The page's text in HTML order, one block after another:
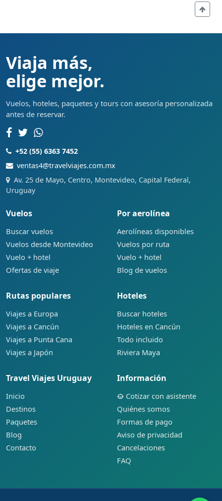
Viaja más,
elige mejor.
Vuelos, hoteles, paquetes y tours con asesoría personalizada
antes de reservar.
+52 (55) 6363 7452
ventas4@travelviajes.com.mx
Av. 25 de Mayo, Centro, Montevideo, Capital Federal,
Uruguay
Vuelos
Buscar vuelos
Vuelos desde Montevideo
Vuelo + hotel
Ofertas de viaje
Por aerolínea
Aerolíneas disponibles
Vuelos por ruta
Vuelo + hotel
Blog de vuelos
Rutas populares
Viajes a Europa
Viajes a Cancún
Viajes a Punta Cana
Viajes a Japón
Hoteles
Buscar hoteles
Hoteles en Cancún
Todo incluido
Riviera Maya
Travel Viajes Uruguay
Inicio
Destinos
Paquetes
Blog
Contacto
Información
Cotizar con asistente
Quiénes somos
Formas de pago
Aviso de privacidad
Cancelaciones
FAQ